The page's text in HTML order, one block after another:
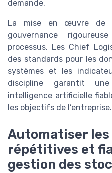
demande.
La mise en œuvre de
gouvernance
processus. Les Chief
des standards pour les
systèmes et les
discipline garantit
intelligence artificielle
les objectifs de l’entreprise.
Automatiser les
répétitives et
gestion des